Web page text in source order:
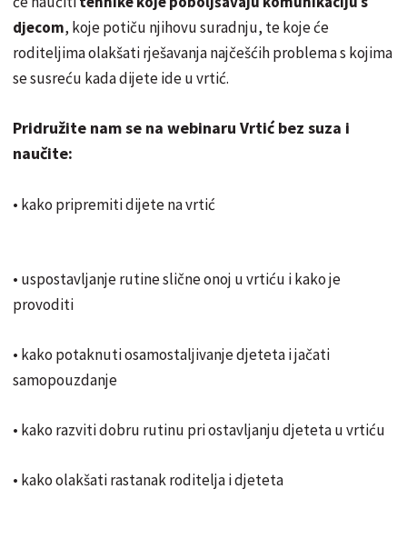
djecom, koje potiču njihovu suradnju, te koje će
roditeljima olakšati rješavanja najčešćih problema s kojima
se susreću kada dijete ide u vrtić.
Pridružite nam se na webinaru Vrtić bez suza i
naučite:
• kako pripremiti dijete na vrtić
• uspostavljanje rutine slične onoj u vrtiću i kako je
provoditi
• kako potaknuti osamostaljivanje djeteta i jačati
samopouzdanje
• kako razviti dobru rutinu pri ostavljanju djeteta u vrtiću
• kako olakšati rastanak roditelja i djeteta